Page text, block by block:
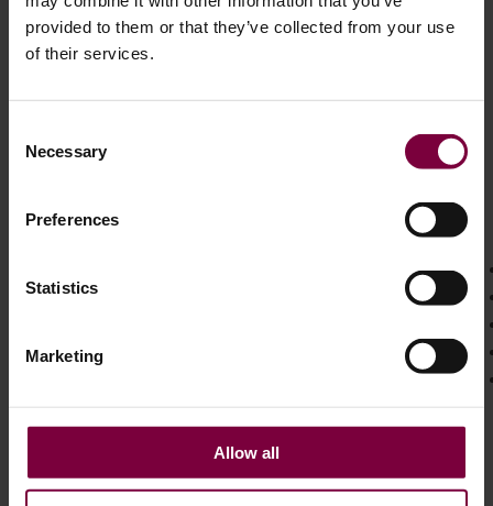
provided to them or that they’ve collected from your use
of their services.
Selection
Necessary
Preferences
Statistics
Marketing
Allow all
المستخدمة.
تطبيق القوة المتحكم بها
إجراءات إصلاح قابلة للتكرار
تقليل خطر التصحيح المفرط
نتائج الإصلاح الموثقة
على النقيض من ذلك ، فإن طرق الإصلاح المرتجلة التي تعتمد
على القوة المفرطة أو التسخين أو الحكم البصري تُدخل عدم
اليقين في العملية.